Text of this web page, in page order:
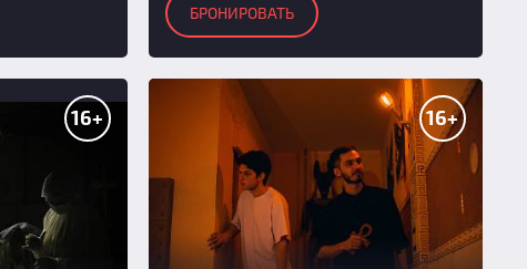
БРОНИРОВАТЬ
16+ 16+